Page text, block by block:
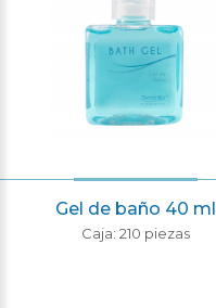
Gel de baño 40 ml
Caja: 210 piezas